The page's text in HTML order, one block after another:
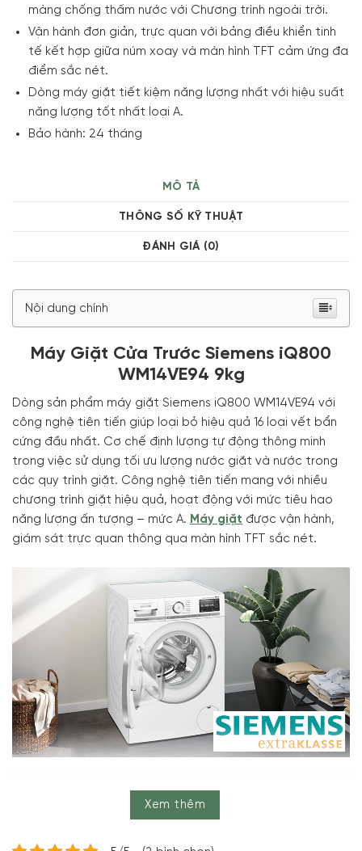
màng chống thấm nước với Chương trình ngoài trời.
Vận hành đơn giản, trực quan với bảng điều khiển tinh
tế kết hợp giữa núm xoay và màn hình TFT cảm ứng đa
điểm sắc nét.
Dòng máy giặt tiết kiệm năng lượng nhất với hiệu suất
năng lượng tốt nhất loại A.
Bảo hành: 24 tháng
MÔ TẢ
THÔNG SỐ KỸ THUẬT
ĐÁNH GIÁ (0)
Nội dung chính
Máy Giặt Cửa Trước Siemens iQ800
WM14VE94 9kg
Dòng sản phẩm máy giặt Siemens iQ800 WM14VE94 với
công nghệ tiên tiến giúp loại bỏ hiệu quả 16 loại vết bẩn
cứng đầu nhất. Cơ chế định lượng tự động thông minh
trong việc sử dụng tối ưu lượng nước giặt và nước trong
các quy trình giặt. Công nghệ tiên tiến mang với nhiều
chương trình giặt hiệu quả, hoạt động với mức tiêu hao
năng lượng ấn tượng – mức A. Máy giặt được vận hành,
giám sát trực quan thông qua màn hình TFT sắc nét.
giải pháp hiệu quả giúp quần áo luôn sạch sẽ
Hệ thống định lượng thông minh i-Dos
Xem thêm